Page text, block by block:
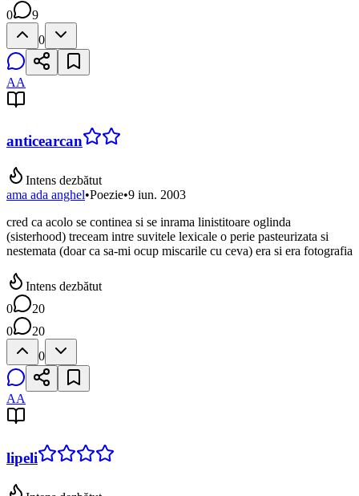
0
9
0
AA
anticearcan
Intens dezbătut
ama ada anghel•Poezie•9 iun. 2003
cred ca acolo se continea si se inrama linistitoare oglinda
(sisterhood) treceam intre suvitele lexicale o perie pasteurizata si
nestemata (doar ca sa-mi ocup miscarile cu ceva) era si era fotografia
Intens dezbătut
0
20
0
20
0
AA
lipeli